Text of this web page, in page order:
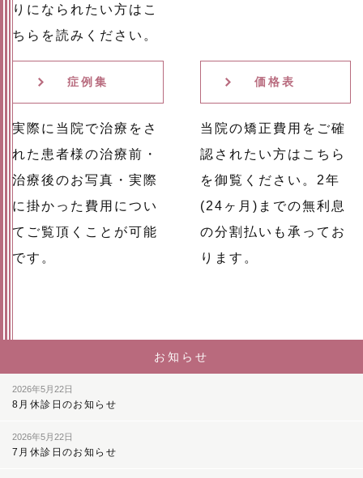
りになられたい方はこ
ちらを読みください。
症例集
実際に当院で治療をさ
れた患者様の治療前・
治療後のお写真・実際
に掛かった費用につい
てご覧頂くことが可能
です。
価格表
当院の矯正費用をご確
認されたい方はこちら
を御覧ください。2年
(24ヶ月)までの無利息
の分割払いも承ってお
ります。
お知らせ
2026年5月22日
8月休診日のお知らせ
2026年5月22日
7月休診日のお知らせ